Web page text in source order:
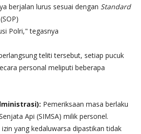
berjalan lurus sesuai dengan Standard
Polri," tegasnya
teliti tersebut, setiap pucuk
personal meliputi beberapa
Pemeriksaan masa berlaku
Api (SIMSA) milik personel.
yang kedaluwarsa dipastikan tidak